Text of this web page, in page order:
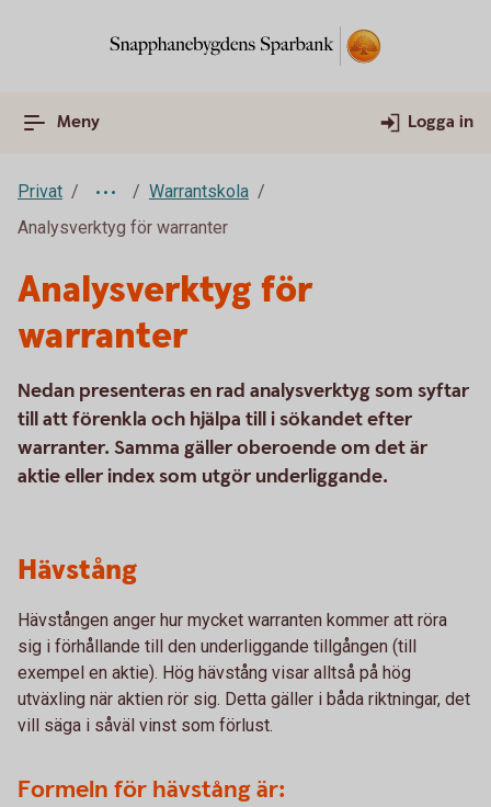
Meny Logga in
Privat
Warrantskola
Analysverktyg för warranter
Analysverktyg för
warranter
Nedan presenteras en rad analysverktyg som syftar
till att förenkla och hjälpa till i sökandet efter
warranter. Samma gäller oberoende om det är
aktie eller index som utgör underliggande.
Hävstång
Hävstången anger hur mycket warranten kommer att röra
sig i förhållande till den underliggande tillgången (till
exempel en aktie). Hög hävstång visar alltså på hög
utväxling när aktien rör sig. Detta gäller i båda riktningar, det
vill säga i såväl vinst som förlust.
Formeln för hävstång är: